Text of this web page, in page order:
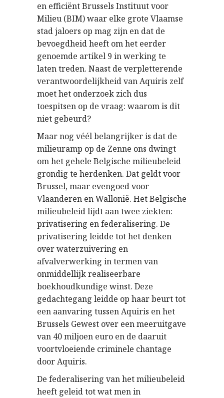
en efficiënt Brussels Instituut voor
Milieu (BIM) waar elke grote Vlaamse
stad jaloers op mag zijn en dat de
bevoegdheid heeft om het eerder
genoemde artikel 9 in werking te
laten treden. Naast de verpletterende
verantwoordelijkheid van Aquiris zelf
moet het onderzoek zich dus
toespitsen op de vraag: waarom is dit
niet gebeurd?
Maar nog véél belangrijker is dat de
milieuramp op de Zenne ons dwingt
om het gehele Belgische milieubeleid
grondig te herdenken. Dat geldt voor
Brussel, maar evengoed voor
Vlaanderen en Wallonië. Het Belgische
milieubeleid lijdt aan twee ziekten:
privatisering en federalisering. De
privatisering leidde tot het denken
over waterzuivering en
afvalverwerking in termen van
onmiddellijk realiseerbare
boekhoudkundige winst. Deze
gedachtegang leidde op haar beurt tot
een aanvaring tussen Aquiris en het
Brussels Gewest over een meeruitgave
van 40 miljoen euro en de daaruit
voortvloeiende criminele chantage
door Aquiris.
De federalisering van het milieubeleid
heeft geleid tot wat men in